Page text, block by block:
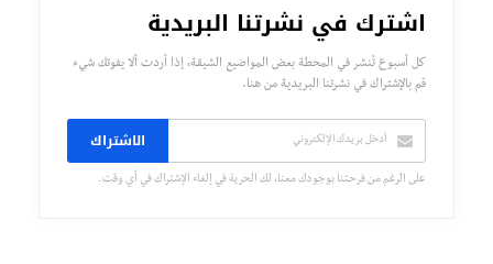
اشترك في نشرتنا البريدية
كل أسبوع تُنشر في المحطة بعض المواضيع الشيقة، إذا أردت ألا يفوتك شيء
قم بالإشتراك في نشرتنا البريدية من هنا.
الاشتراك
على الرغم من فرحتنا بوجودك معنا، لك الحرية في إلغاء الإشتراك في أي وقت.